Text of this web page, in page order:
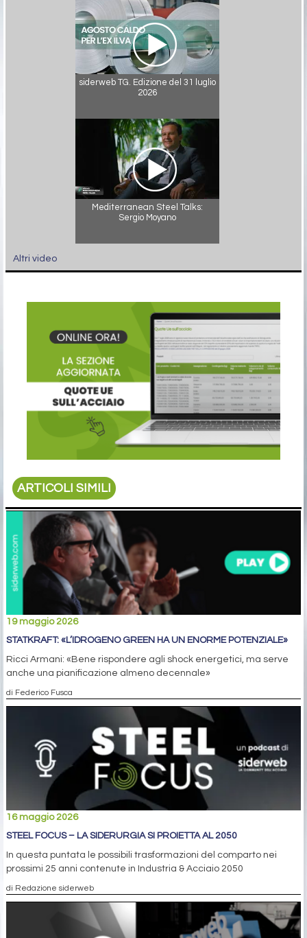
siderweb TG. Edizione del 31 luglio
2026
Mediterranean Steel Talks:
Sergio Moyano
Altri video
ARTICOLI SIMILI
19 maggio 2026
STATKRAFT: «L’IDROGENO GREEN HA UN ENORME POTENZIALE»
Ricci Armani: «Bene rispondere agli shock energetici, ma serve
anche una pianificazione almeno decennale»
di Federico Fusca
16 maggio 2026
STEEL FOCUS – LA SIDERURGIA SI PROIETTA AL 2050
In questa puntata le possibili trasformazioni del comparto nei
prossimi 25 anni contenute in Industria & Acciaio 2050
di Redazione siderweb